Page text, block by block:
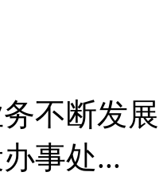
不断发
事处...